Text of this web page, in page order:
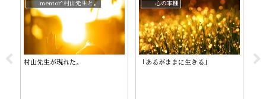
mentor~村山先生と。
村山先生が現れた。
心の本棚
「あるがままに生きる」 陰